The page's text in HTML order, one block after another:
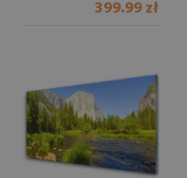
399.99 zł